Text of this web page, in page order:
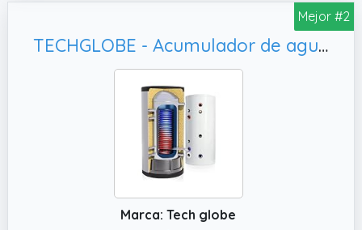
Mejor #2
TECHGLOBE - Acumulador de agua caliente totalmente fabricado en acero inoxidable - con intercambiador de calor extragrande (4 m²) - Eficiencia energética - con aislamiento de 50 mm (350 L)
Marca: Tech globe